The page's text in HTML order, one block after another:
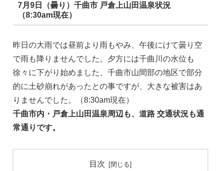
7月9日（曇り）千曲市 戸倉上山田温泉状況
（8:30am現在）
昨日の大雨では昼前より雨もやみ、午後にけて曇り空
で雨も降りませんでした。夕方には千曲川の水位も
徐々に下がり始めました、千曲市山間部の地区で部分
的に土砂崩れがあったとの事ですが、大きな被害はあ
りませんでした。（8:30am現在）
千曲市内・戸倉上山田温泉周辺も、道路 交通状況も通
常通りです。
目次